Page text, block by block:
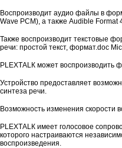
Воспроизводит аудио файлы в
Wave РСМ), а также Audible Format
Также воспроизводит текстовые
речи: простой текст, формат.doc
РLЕХТАLК может воспроизводить
Устройство предоставляет
синтеза речи.
Возможность изменения скорости
РLЕХТАLК имеет голосовое
которого настраиваются
воспроизведения.